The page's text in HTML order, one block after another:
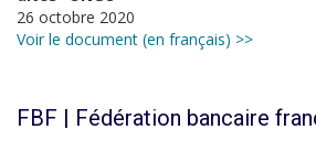
26 octobre 2020
Voir le document (en français) >>
FBF | Fédération bancaire